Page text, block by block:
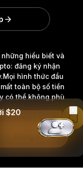
hiểu biết và
đăng ký nhận
Mọi hình thức đầu
toàn bộ số tiền
có thể không phù
Đăng Ký
$20
Trên Bybit App